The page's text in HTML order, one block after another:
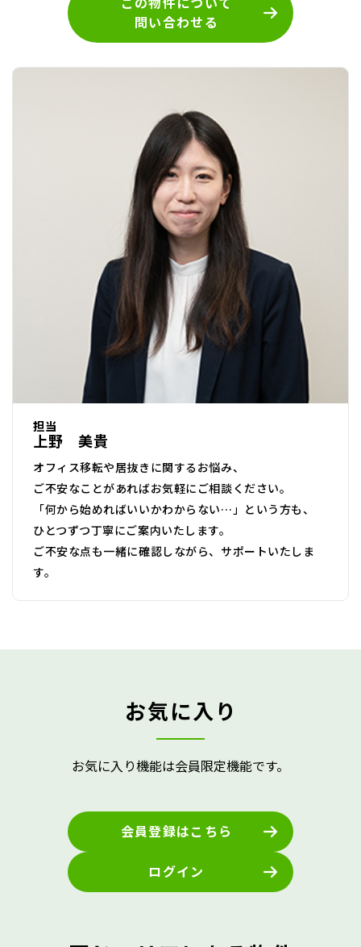
担当
上野 美貴
オフィス移転や居抜きに関するお悩み、
ご不安なことがあればお気軽にご相談ください。
「何から始めればいいかわからない…」という方も、
ひとつずつ丁寧にご案内いたします。
ご不安な点も一緒に確認しながら、サポートいたしま
す。
問い合わせる
お気に入り
お気に入り機能は会員限定機能です。
会員登録はこちら
ログイン